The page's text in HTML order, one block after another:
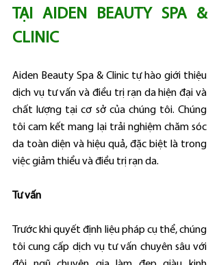
TẠI AIDEN BEAUTY SPA &
CLINIC
Aiden Beauty Spa & Clinic tự hào giới thiệu
dịch vụ tư vấn và điều trị rạn da hiện đại và
chất lượng tại cơ sở của chúng tôi. Chúng
tôi cam kết mang lại trải nghiệm chăm sóc
da toàn diện và hiệu quả, đặc biệt là trong
việc giảm thiểu và điều trị rạn da.
Tư vấn
Trước khi quyết định liệu pháp cụ thể, chúng
tôi cung cấp dịch vụ tư vấn chuyên sâu với